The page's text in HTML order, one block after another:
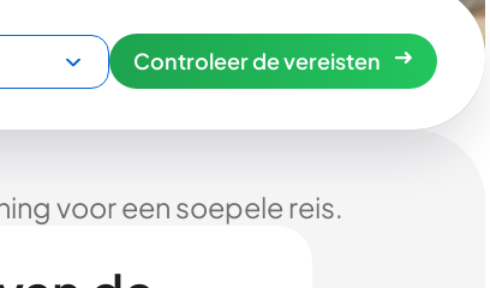
Controleer de vereisten
voor een soepele reis.